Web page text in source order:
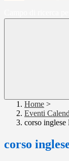
Home >
Eventi
corso
corso